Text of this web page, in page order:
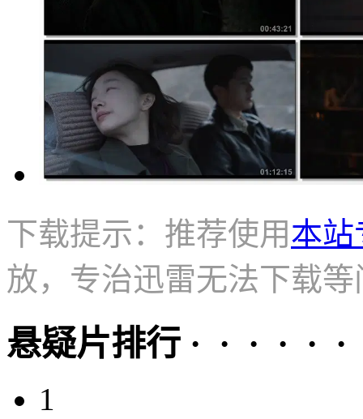
下载提示：推荐使用本站
放，专治迅雷无法下载等
悬疑片排行 · · · · · ·
1